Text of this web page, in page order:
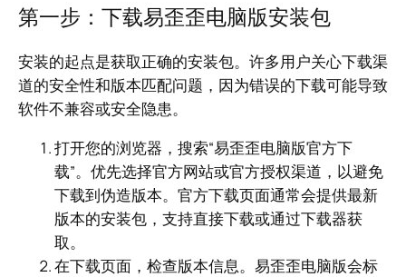
第一步：下载易歪歪电脑版安装包
安装的起点是获取正确的安装包。许多用户关心下载渠
道的安全性和版本匹配问题，因为错误的下载可能导致
软件不兼容或安全隐患。
打开您的浏览器，搜索“易歪歪电脑版官方下
载”。优先选择官方网站或官方授权渠道，以避免
下载到伪造版本。官方下载页面通常会提供最新
版本的安装包，支持直接下载或通过下载器获
取。
在下载页面，检查版本信息。易歪歪电脑版会标